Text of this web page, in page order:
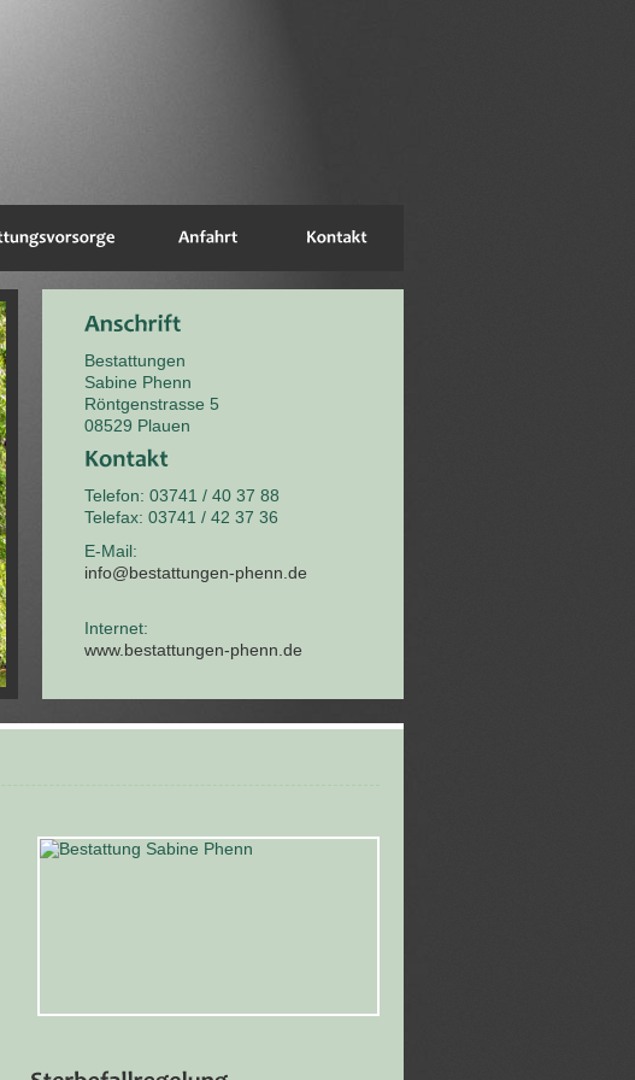
Bestattungen
Sabine Phenn
Röntgenstrasse 5
08529 Plauen
Telefon: 03741 / 40 37 88
Telefax: 03741 / 42 37 36
E-Mail:
info@bestattungen-phenn.de
Internet:
www.bestattungen-phenn.de